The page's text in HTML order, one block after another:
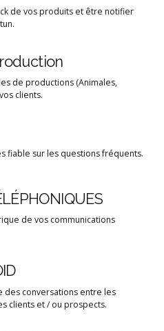
de vos produits et être notifier
de productions (Animales,
clients.
fiable sur les questions fréquents.
de vos communications
des conversations entre les
clients et / ou prospects.